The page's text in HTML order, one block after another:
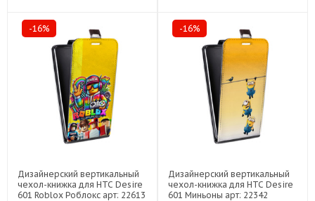
-16%
Дизайнерский вертикальный
чехол-книжка для HTC Desire
601 Roblox Роблокс арт: 22613
-16%
Дизайнерский вертикальный
чехол-книжка для HTC Desire
601 Миньоны арт: 22342